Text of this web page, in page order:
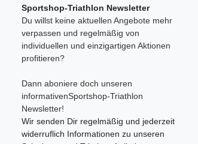
Sportshop-Triathlon Newsletter
Du willst keine aktuellen Angebote mehr
verpassen und regelmäßig von
individuellen und einzigartigen Aktionen
profitieren?
Dann aboniere doch unseren
informativenSportshop-Triathlon
Newsletter!
Wir senden Dir regelmäßig und jederzeit
widerruflich Informationen zu unseren